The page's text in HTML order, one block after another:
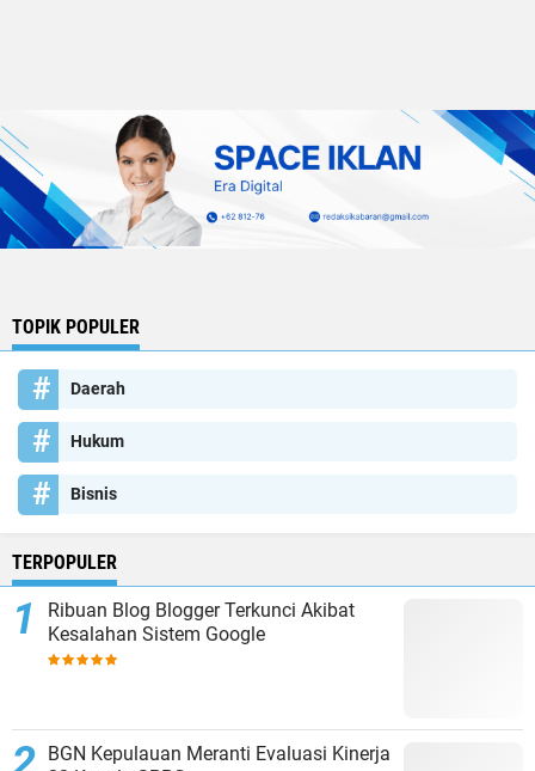
TOPIK POPULER
Daerah
Hukum
Bisnis
TERPOPULER
Ribuan Blog Blogger Terkunci Akibat
Kesalahan Sistem Google
BGN Kepulauan Meranti Evaluasi Kinerja